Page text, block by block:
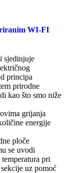
WI-FI
sjedinjuje
principa
prirodne
kao što smo niže
grijanja
energije
ploče
se uvodi
pri
uz pomoć